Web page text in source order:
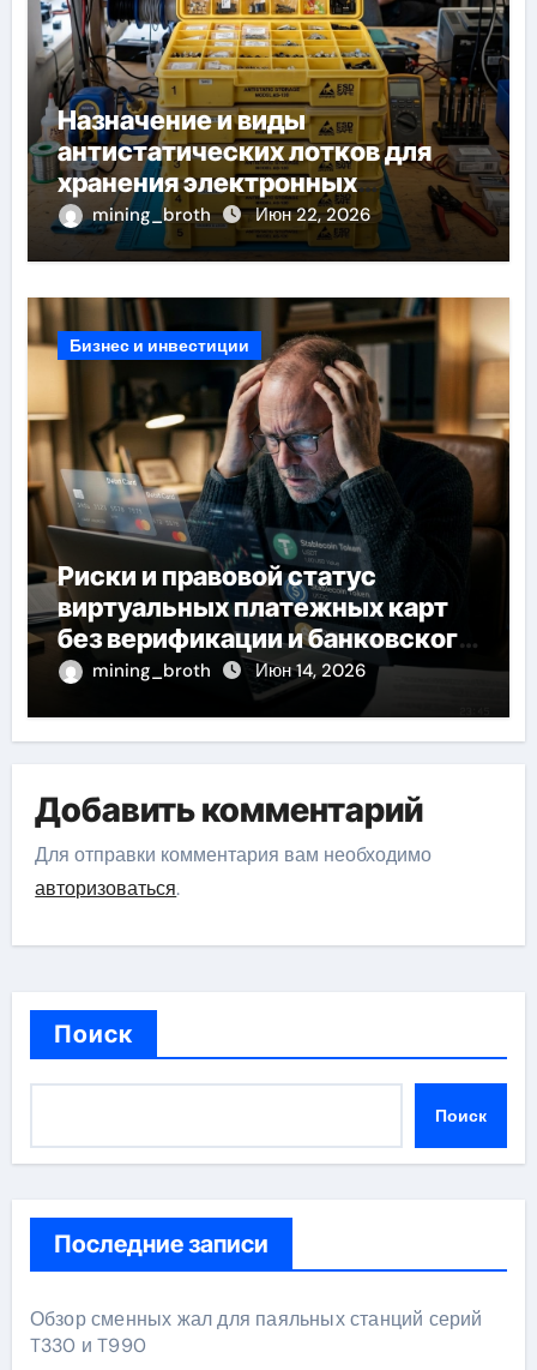
Назначение и виды
антистатических лотков для
хранения электронных
компонентов
mining_broth Июн 22, 2026
Бизнес и инвестиции
Риски и правовой статус
виртуальных платежных карт
без верификации и банковского
участия с пополнением
mining_broth Июн 14, 2026
Добавить комментарий
Для отправки комментария вам необходимо
авторизоваться.
Поиск
Поиск
Последние записи
Обзор сменных жал для паяльных станций серий
T330 и T990